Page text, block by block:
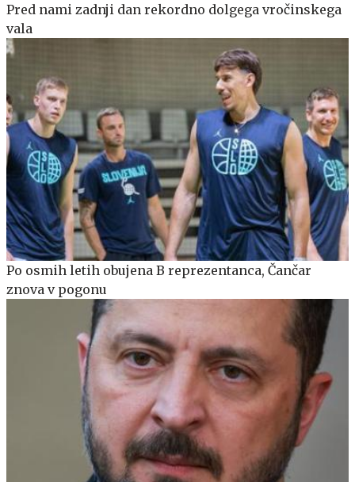
Pred nami zadnji dan rekordno dolgega vročinskega
vala
Po osmih letih obujena B reprezentanca, Čančar
znova v pogonu